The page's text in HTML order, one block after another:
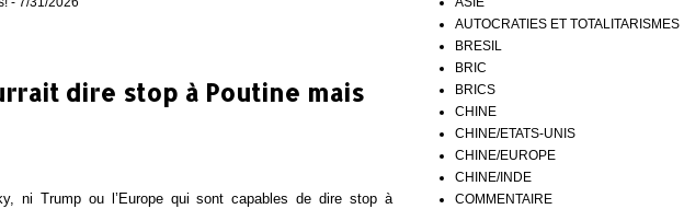
dire stop à Poutine mais
ni Trump ou l’Europe qui sont capables de dire stop à
AUTOCRATIES ET TOTALITARISMES
BRESIL
BRIC
BRICS
CHINE
CHINE/ETATS-UNIS
CHINE/EUROPE
CHINE/INDE
COMMENTAIRE